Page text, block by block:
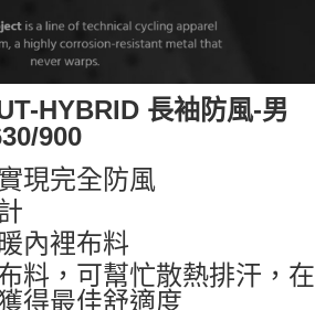
限公司提供之「AFTEE先享後付」服務完成之交
內提供個人資料，並將交易相關給付款項請求債
司。
請瀏覽以下網址：
得法定代理人或監護人之同意方可使用
經同意申辦者引起之損失，本公司不負相關責
時，將依據個別帳號之用戶狀況，依本公司即
；若仍有額度不足之情形，本公司將視審查結果
使用他人資訊註冊。若發現惡意使用之情形，
權停止該用戶之使用額度並採取法律行動。
含以上)免運費
查看運費
HYBRID 長袖防風-男
900
現完全防風
內裡布料
料，可幫忙散熱排汗，在
得最佳舒適度